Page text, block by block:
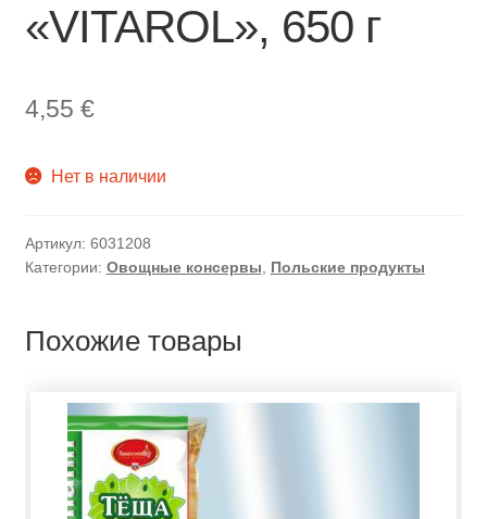
«VITAROL», 650 г
4,55 €
Нет в наличии
Артикул: 6031208
Категории: Овощные консервы Польские продукты
Похожие товары